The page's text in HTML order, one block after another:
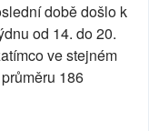
době došlo k
od 14. do 20.
ve stejném
186